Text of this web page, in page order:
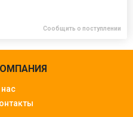
Сообщить о поступлении